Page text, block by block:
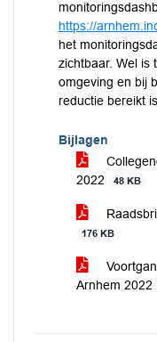
https://
het
zichtbaar. Wel is
omgeving en bij
reductie bereikt
Bijlagen
2022
48 KB
176 KB
Arnhem 2022